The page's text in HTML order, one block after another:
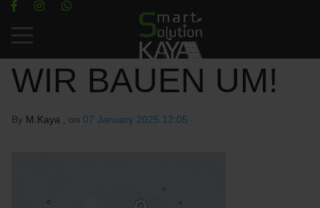
Mobile Menu Toggle
WIR BAUEN UM!
By M.Kaya , on 07 January 2025 12:05